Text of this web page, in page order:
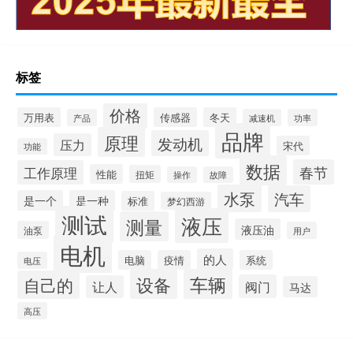
标签
万用表 产品 价格 传感器 冬天 减速机 功率
功能 压力 原理 发动机 品牌 宋代
工作原理 性能 扭矩 操作 故障 数据 春节
是一个 是一种 标准 梦幻西游 水泵 汽车
油泵 测试 测量 液压 液压油 用户
电压 电机 电脑 疫情 的人 系统
自己的 让人 设备 车辆 阀门 马达
高压